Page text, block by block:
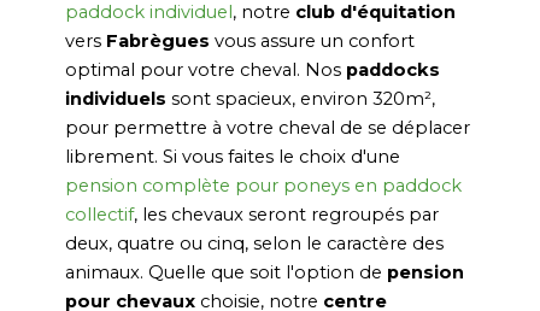
paddock individuel, notre club d'équitation
vers Fabrègues vous assure un confort
optimal pour votre cheval. Nos paddocks
individuels sont spacieux, environ 320m²,
pour permettre à votre cheval de se déplacer
librement. Si vous faites le choix d'une
pension complète pour poneys en paddock
collectif, les chevaux seront regroupés par
deux, quatre ou cinq, selon le caractère des
animaux. Quelle que soit l'option de pension
pour chevaux choisie, notre centre